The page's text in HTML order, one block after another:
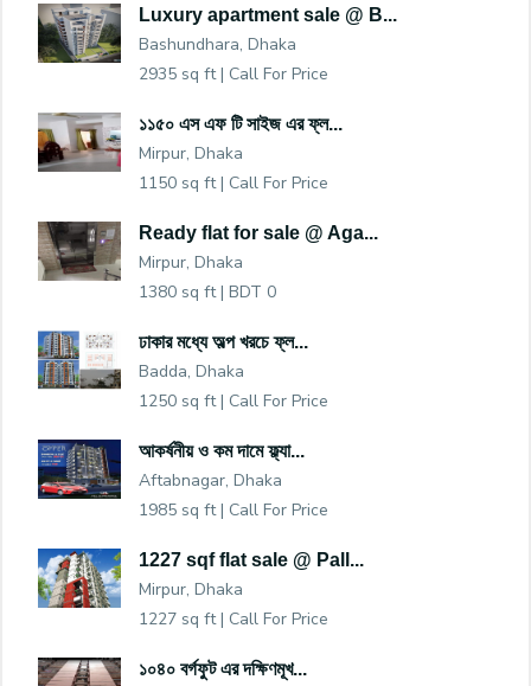
Luxury apartment sale @ B...
Bashundhara, Dhaka
2935 sq ft | Call For Price
১১৫০ এস এফ টি সাইজ এর ফ্ল...
Mirpur, Dhaka
1150 sq ft | Call For Price
Ready flat for sale @ Aga...
Mirpur, Dhaka
1380 sq ft | BDT 0
ঢাকার মধ্যে অল্প খরচে ফ্ল...
Badda, Dhaka
1250 sq ft | Call For Price
আকর্ষনীয় ও কম দামে ফ্ল্যা...
Aftabnagar, Dhaka
1985 sq ft | Call For Price
1227 sqf flat sale @ Pall...
Mirpur, Dhaka
1227 sq ft | Call For Price
১০৪০ বর্গফুট এর দক্ষিণমূখ...